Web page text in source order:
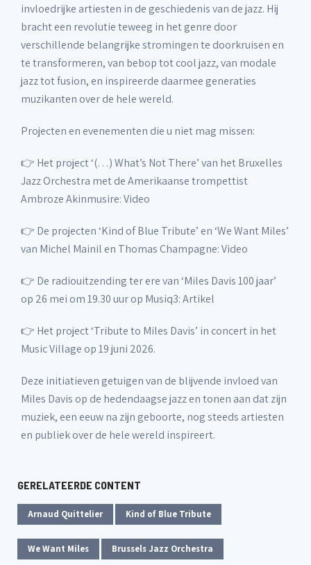
invloedrijke artiesten in de geschiedenis van de jazz. Hij
bracht een revolutie teweeg in het genre door
verschillende belangrijke stromingen te doorkruisen en
te transformeren, van bebop tot cool jazz, van modale
jazz tot fusion, en inspireerde daarmee generaties
muzikanten over de hele wereld.
Projecten en evenementen die u niet mag missen:
👉 Het project ‘(…) What’s Not There’ van het Bruxelles
Jazz Orchestra met de Amerikaanse trompettist
Ambroze Akinmusire: Video
👉 De projecten ‘Kind of Blue Tribute’ en ‘We Want Miles’
van Michel Mainil en Thomas Champagne: Video
👉 De radiouitzending ter ere van ‘Miles Davis 100 jaar’
op 26 mei om 19.30 uur op Musiq3: Artikel
👉 Het project ‘Tribute to Miles Davis’ in concert in het
Music Village op 19 juni 2026.
Deze initiatieven getuigen van de blijvende invloed van
Miles Davis op de hedendaagse jazz en tonen aan dat zijn
muziek, een eeuw na zijn geboorte, nog steeds artiesten
en publiek over de hele wereld inspireert.
GERELATEERDE CONTENT
Arnaud Quittelier Kind of Blue Tribute
We Want Miles Brussels Jazz Orchestra